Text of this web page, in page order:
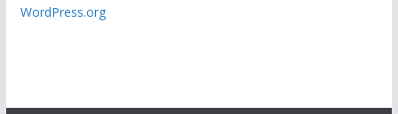
WordPress.org